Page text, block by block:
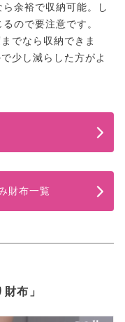
余裕で収納可能。し
ので要注意です。
でなら収納できま
少し減らした方がよ
財布一覧
布」